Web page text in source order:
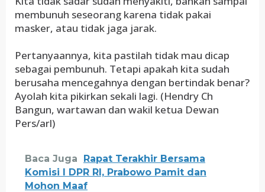
membunuh seseorang karena tidak pakai
masker, atau tidak jaga jarak.
Pertanyaannya, kita pastilah tidak mau dicap
sebagai pembunuh. Tetapi apakah kita sudah
berusaha mencegahnya dengan bertindak benar?
Ayolah kita pikirkan sekali lagi. (Hendry Ch
Bangun, wartawan dan wakil ketua Dewan
Pers/arl)
Baca Juga
Rapat Terakhir Bersama
Komisi I DPR RI, Prabowo Pamit dan
Mohon Maaf